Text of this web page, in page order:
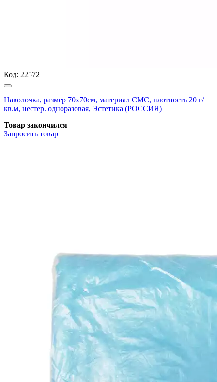
Код: 22572
Наволочка, размер 70х70см, материал СМС, плотность 20 г/
кв.м, нестер. одноразовая, Эстетика (РОССИЯ)
Товар закончился
Запросить товар